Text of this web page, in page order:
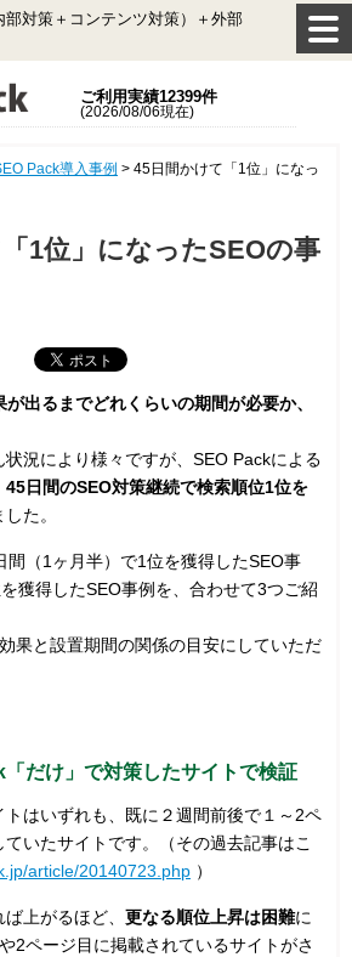
対策＋コンテンツ対策）＋外部
ご利用実績12399件
(2026/08/06現在)
Pack導入事例 > 45日間かけて「1位」になっ
1位」になったSEOの事
出るまでどれくらいの期間が必要か、
況により様々ですが、SEO Packによる
45日間のSEO対策継続で検索順位1位を
た。
間（1ヶ月半）で1位を獲得したSEO事
獲得したSEO事例を、合わせて3つご紹
果と設置期間の関係の目安にしていただ
だけ」で対策したサイトで検証
はいずれも、既に２週間前後で１～2ペ
いたサイトです。（その過去記事はこ
article/20140723.php ）
上がるほど、 更なる順位上昇は困難に
2ページ目に掲載されているサイトがさ